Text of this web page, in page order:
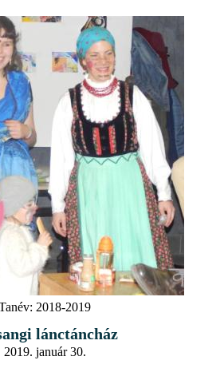
2018-2019
lánctáncház
2019. január 30.